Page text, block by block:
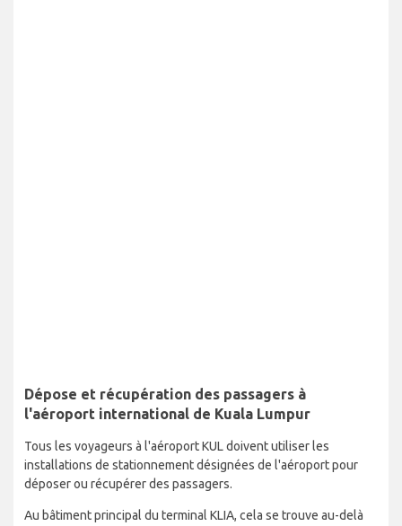
Dépose et récupération des passagers à
l'aéroport international de Kuala Lumpur
Tous les voyageurs à l'aéroport KUL doivent utiliser les
installations de stationnement désignées de l'aéroport pour
déposer ou récupérer des passagers.
Au bâtiment principal du terminal KLIA, cela se trouve au-delà